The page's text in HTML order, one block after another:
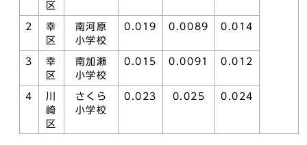
区
2
幸
区
南河原
小学校
0.019 0.0089 0.014
3
幸
区
南加瀬
小学校
0.015 0.0091 0.012
4
川
崎
区
さくら
小学校
0.023 0.025 0.024